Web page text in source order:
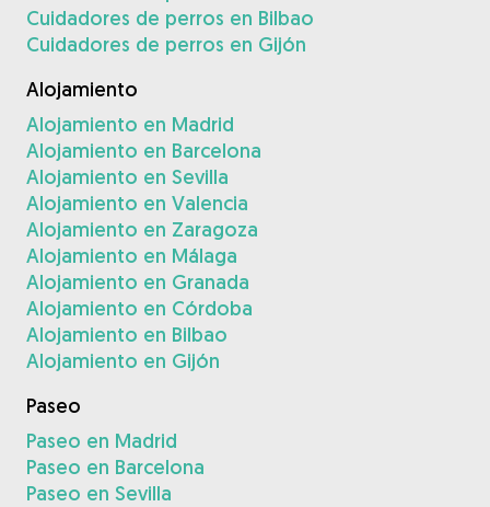
Cuidadores de perros en Bilbao
Cuidadores de perros en Gijón
Alojamiento
Alojamiento en Madrid
Alojamiento en Barcelona
Alojamiento en Sevilla
Alojamiento en Valencia
Alojamiento en Zaragoza
Alojamiento en Málaga
Alojamiento en Granada
Alojamiento en Córdoba
Alojamiento en Bilbao
Alojamiento en Gijón
Paseo
Paseo en Madrid
Paseo en Barcelona
Paseo en Sevilla